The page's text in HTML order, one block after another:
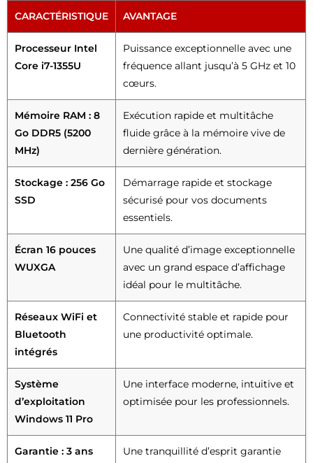
CARACTÉRISTIQUE AVANTAGE
Processeur Intel
Core i7-1355U
Puissance exceptionnelle avec une
fréquence allant jusqu’à 5 GHz et 10
cœurs.
Mémoire RAM : 8
Go DDR5 (5200
MHz)
Exécution rapide et multitâche
fluide grâce à la mémoire vive de
dernière génération.
Stockage : 256 Go
SSD
Démarrage rapide et stockage
sécurisé pour vos documents
essentiels.
Écran 16 pouces
WUXGA
Une qualité d’image exceptionnelle
avec un grand espace d’affichage
idéal pour le multitâche.
Réseaux WiFi et
Bluetooth
intégrés
Connectivité stable et rapide pour
une productivité optimale.
Système
d’exploitation
Windows 11 Pro
Une interface moderne, intuitive et
optimisée pour les professionnels.
Garantie : 3 ans
Une tranquillité d’esprit garantie